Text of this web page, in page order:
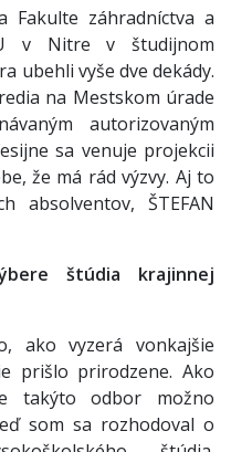
Fakulte záhradníctva a
v Nitre v študijnom
ubehli vyše dve dekády.
na Mestskom úrade
autorizovaným
sa venuje projekcii
že má rád výzvy. Aj to
absolventov, ŠTEFAN
štúdia krajinnej
ako vyzerá vonkajšie
prišlo prirodzene. Ako
takýto odbor možno
som sa rozhodoval o